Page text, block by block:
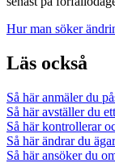
Hur man söker
Läs också
Så här anmäler du
Så här avställer du
Så här kontrollerar
Så här ändrar du
Så här ansöker du